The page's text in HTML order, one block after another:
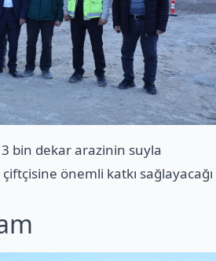
bin dekar arazinin suyla
önemli katkı sağlayacağı